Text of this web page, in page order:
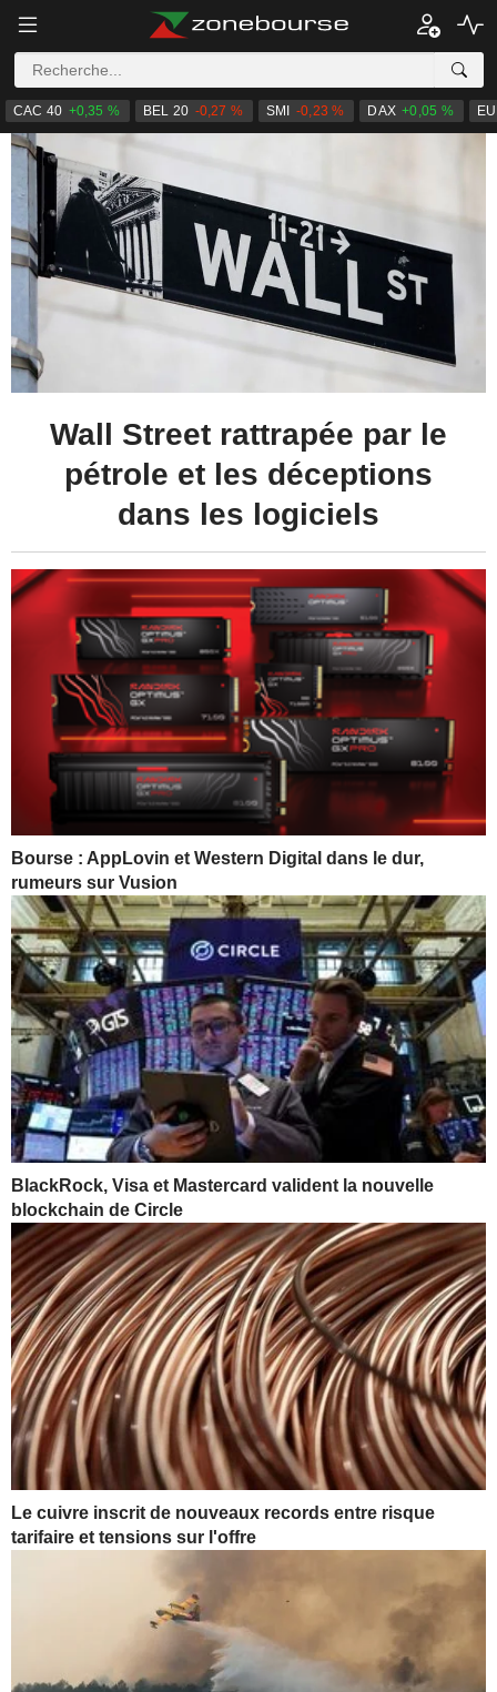
CAC 40 +0,35 % BEL 20 -0,27 % SMI -0,23 % DAX +0,05 %
Bourse : AppLovin et Western Digital dans le dur,
rumeurs sur Vusion
BlackRock, Visa et Mastercard valident la nouvelle
blockchain de Circle
Wall Street rattrapée par le
pétrole et les déceptions
dans les logiciels
Le cuivre inscrit de nouveaux records entre risque
tarifaire et tensions sur l'offre